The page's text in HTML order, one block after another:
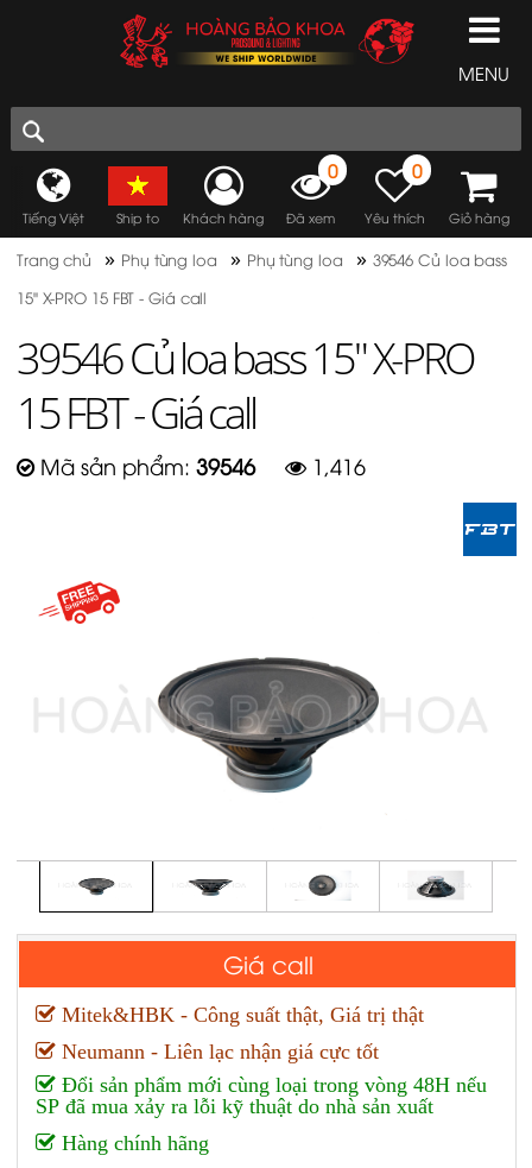
MENU
Tiếng Việt Ship to Khách hàng
0
Đã xem
0
Yêu thích Giỏ hàng
Trang chủ » Phụ tùng loa » Phụ tùng loa » 39546 Củ loa bass
15" X-PRO 15 FBT - Giá call
39546 Củ loa bass 15" X-PRO
15 FBT - Giá call
Mã sản phẩm: 39546 1,416
Mitek&HBK - Công suất thật, Giá trị thật
Neumann - Liên lạc nhận giá cực tốt
Đổi sản phẩm mới cùng loại trong vòng 48H nếu
SP đã mua xảy ra lỗi kỹ thuật do nhà sản xuất
Hàng chính hãng
Giá call